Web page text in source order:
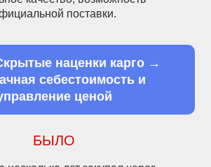
поставки.
БЫЛО
наценки карго →
себестоимость и
ценой